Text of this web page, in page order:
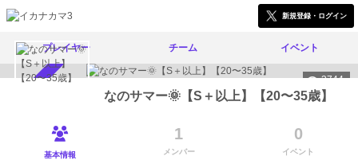
新規登録・ログイン
プレイヤー チーム イベント
メンバー募集中 3744
なのサマー🌞【S＋以上】【20〜35歳】
基本情報
1
メンバー
0
イベント